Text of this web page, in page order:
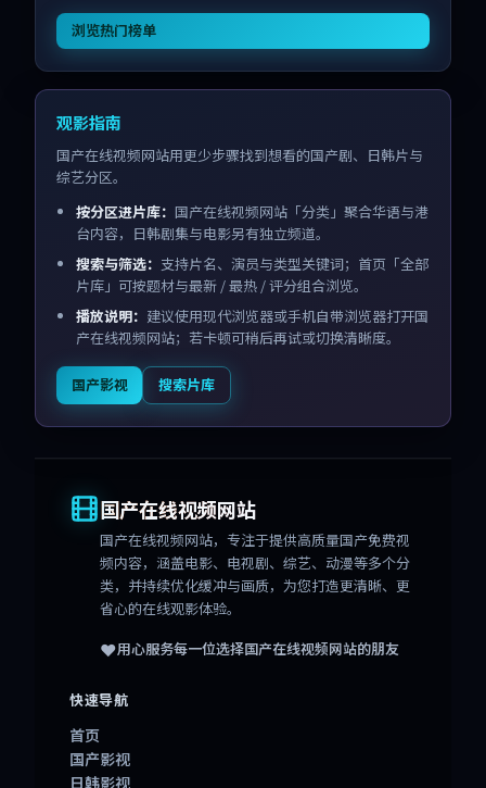
浏览热门榜单
观影指南
国产在线视频网站用更少步骤找到想看的国产剧、日韩片与
综艺分区。
按分区进片库： 国产在线视频网站「分类」聚合华语与港
台内容，日韩剧集与电影另有独立频道。
搜索与筛选： 支持片名、演员与类型关键词；首页「全部
片库」可按题材与最新 / 最热 / 评分组合浏览。
播放说明： 建议使用现代浏览器或手机自带浏览器打开国
产在线视频网站；若卡顿可稍后再试或切换清晰度。
国产影视 搜索片库
国产在线视频网站
国产在线视频网站，专注于提供高质量国产免费视
频内容，涵盖电影、电视剧、综艺、动漫等多个分
类，并持续优化缓冲与画质，为您打造更清晰、更
省心的在线观影体验。
❤️用心服务每一位选择国产在线视频网站的朋友
快速导航
首页
国产影视
日韩影视